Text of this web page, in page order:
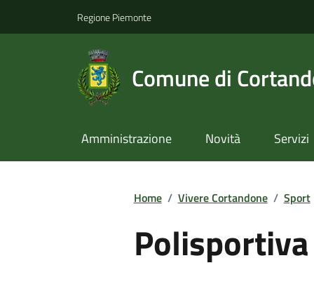
Regione Piemonte
Comune di
Amministrazione Novità Servizi
Home / Vivere Cortandone / Sport